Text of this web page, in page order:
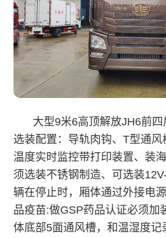
大型9米6高顶解放JH6前
选装配置：导轨肉钩、T型通风
温度实时监控带打印装置、装
须选装不锈钢制造、可选装
辆在停止时，厢体通过外接电
品疫苗:做GSP药品认证必须加
体底部5面通风槽，和温湿度